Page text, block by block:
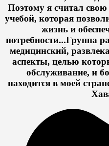
Поэтому я считал
учебой, которая
жизнь и
потребности...Группа
медицинский,
аспекты, целью
обслуживание, и
находится в моей